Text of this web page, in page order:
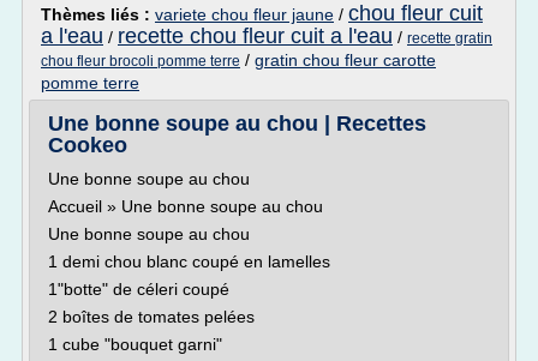
Thèmes liés : variete chou fleur jaune / chou fleur cuit
a l'eau / recette chou fleur cuit a l'eau / recette gratin
chou fleur brocoli pomme terre / gratin chou fleur carotte
pomme terre
Une bonne soupe au chou | Recettes
Cookeo
Une bonne soupe au chou
Accueil » Une bonne soupe au chou
Une bonne soupe au chou
1 demi chou blanc coupé en lamelles
1"botte" de céleri coupé
2 boîtes de tomates pelées
1 cube "bouquet garni"